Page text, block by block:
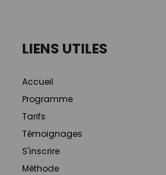
LIENS UTILES
Accueil
Programme
Tarifs
Témoignages
S'inscrire
Méthode